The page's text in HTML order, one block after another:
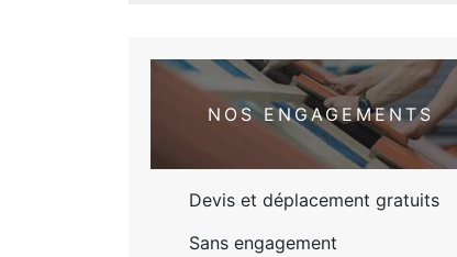
NOS ENGAGEMENTS
Devis et déplacement gratuits
Sans engagement